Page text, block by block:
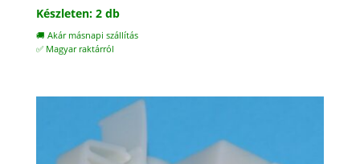
Készleten: 2 db
🚚 Akár másnapi szállítás
✅ Magyar raktárról